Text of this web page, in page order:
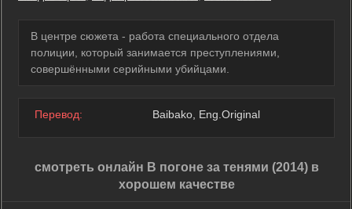
В центре сюжета - работа специального отдела
полиции, который занимается преступлениями,
совершёнными серийными убийцами.
Перевод: Baibako, Eng.Original
смотреть онлайн В погоне за тенями (2014) в
хорошем качестве